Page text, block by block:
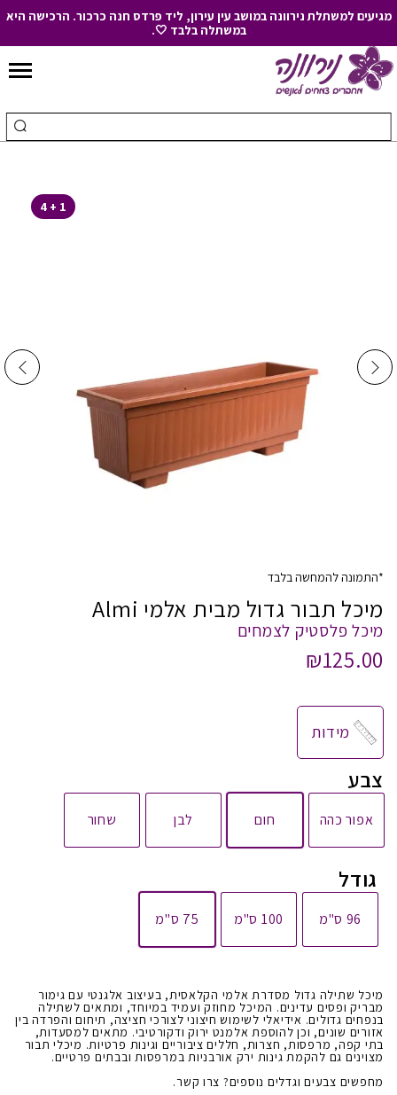
to
מגיעים למשתלת נירוונה במושב עין עירון, ליד פרדס חנה כרכור. הרכישה היא
במשתלה בלבד 🤍.
1 + 4
*התמונה להמחשה בלבד
גודל
96 ס"מ 100 ס"מ 75 ס"מ
צבע
אפור כהה חום לבן שחור
מידות
מיכל תבור גדול מבית אלמי Almi
מיכל פלסטיק לצמחים
₪125.00
מיכל שתילה גדול מסדרת אלמי הקלאסית, בעיצוב אלגנטי עם גימור
מבריק ופסים עדינים. המיכל מחוזק ועמיד במיוחד, ומתאים לשתילה
בנפחים גדולים. אידיאלי לשימוש חיצוני לצורכי חציצה, תיחום והפרדה בין
אזורים שונים, וכן להוספת אלמנט ירוק ודקורטיבי. מתאים למסעדות,
בתי קפה, מרפסות, חצרות, חללים ציבוריים וגינות פרטיות. מיכלי תבור
מצוינים גם להקמת גינות ירק אורבניות במרפסות ובבתים פרטיים.
מחפשים צבעים וגדלים נוספים? צרו קשר.